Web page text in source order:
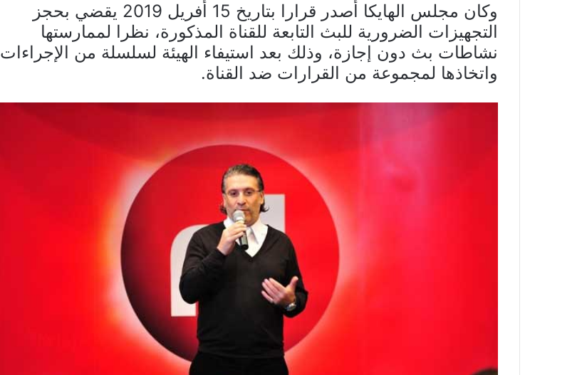
وكان مجلس الهايكا أصدر قرارا بتاريخ 15 أفريل 2019 يقضي بحجز
التجهيزات الضرورية للبث التابعة للقناة المذكورة، نظرا لممارستها
نشاطات بث دون إجازة، وذلك بعد استيفاء الهيئة لسلسلة من الإجراءات
واتخاذها لمجموعة من القرارات ضد القناة.